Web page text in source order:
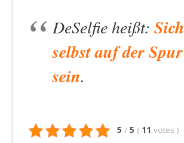
DeSelfie heißt: Sich
selbst auf der Spur
sein.
5 / 5 ( 11 votes )